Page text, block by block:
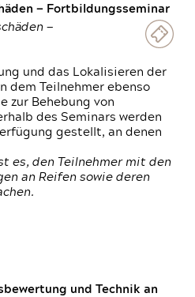
— Fortbildungsseminar
—
und das Lokalisieren der
dem Teilnehmer ebenso
zur Behebung von
des Seminars werden
gestellt, an denen
es, den Teilnehmer mit den
an Reifen sowie deren
und Technik an